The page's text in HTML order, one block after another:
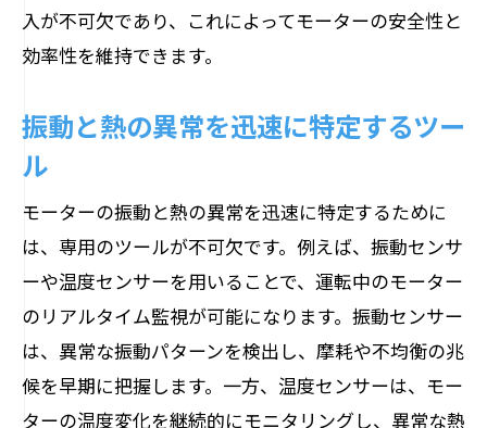
入が不可欠であり、これによってモーターの安全性と
効率性を維持できます。
振動と熱の異常を迅速に特定するツー
ル
モーターの振動と熱の異常を迅速に特定するために
は、専用のツールが不可欠です。例えば、振動センサ
ーや温度センサーを用いることで、運転中のモーター
のリアルタイム監視が可能になります。振動センサー
は、異常な振動パターンを検出し、摩耗や不均衡の兆
候を早期に把握します。一方、温度センサーは、モー
ターの温度変化を継続的にモニタリングし、異常な熱